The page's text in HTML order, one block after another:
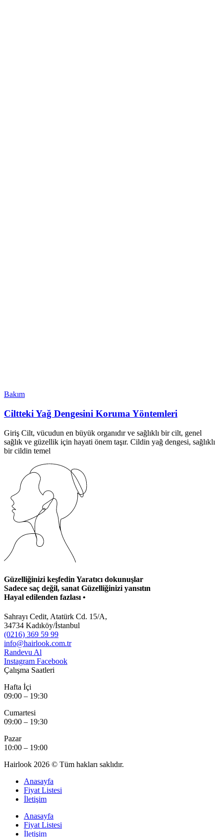
Bakım
Ciltteki Yağ Dengesini Koruma Yöntemleri
Giriş Cilt, vücudun en büyük organıdır ve sağlıklı bir cilt, genel
sağlık ve güzellik için hayati önem taşır. Cildin yağ dengesi, sağlıklı
bir cildin temel
Güzelliğinizi keşfedin Yaratıcı dokunuşlar
Sadece saç değil, sanat Güzelliğinizi yansıtın
Hayal edilenden fazlası •
Sahrayı Cedit, Atatürk Cd. 15/A,
34734 Kadıköy/İstanbul
(0216) 369 59 99
info@hairlook.com.tr
Randevu Al
Instagram Facebook
Çalışma Saatleri
Hafta İçi
09:00 – 19:30
Cumartesi
09:00 – 19:30
Pazar
10:00 – 19:00
Hairlook 2026 © Tüm hakları saklıdır.
Anasayfa
Fiyat Listesi
İletişim
Anasayfa
Fiyat Listesi
İletişim